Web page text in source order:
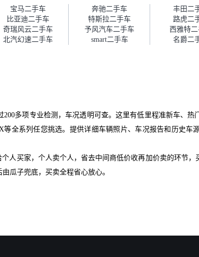
障。”
宝马二手车 奔驰二手车
丰田二
比亚迪二手车 特斯拉二手车
路虎二
奇瑞风云二手车 予风汽车二手车
西雅特
北汽幻速二手车 smart二手车 名爵二
多项专业检测，车况透明可查。这里有低里程准新车、
等全系列任您挑选。提供详细车辆照片、车况报告和历史
人买家，个人卖个人，省去中间商低价收再加价卖的环节
瓜子兜底，买卖全程省心放心。